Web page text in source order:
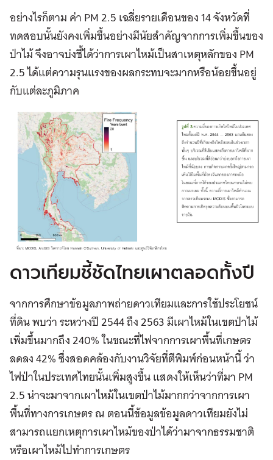
อย่างไรก็ตาม ค่า PM 2.5 เฉลี่ยรายเดือนของ 14 จังหวัดที่
ทดสอบนั้นยังคงเพิ่มขึ้นอย่างมีนัยสำคัญจากการเพิ่มขึ้นของ
ป่าไม้ จึงอาจบ่งชี้ได้ว่าการเผาไหม้เป็นสาเหตุหลักของ PM
2.5 ได้แต่ความรุนแรงของผลกระทบจะมากหรือน้อยขึ้นอยู่
กับแต่ละภูมิภาค
ดาวเทียมชี้ชัดไทยเผาตลอดทั้งปี
จากการศึกษาข้อมูลภาพถ่ายดาวเทียมและการใช้ประโยชน์
ที่ดิน พบว่า ระหว่างปี 2544 ถึง 2563 มีเผาไหม้ในเขตป่าไม้
เพิ่มขึ้นมากถึง 240% ในขณะที่ไฟจากการเผาพื้นที่เกษตร
ลดลง 42% ซึ่งสอดคล้องกับงานวิจัยที่ตีพิมพ์ก่อนหน้านี้ ว่า
ไฟป่าในประเทศไทยนั้นเพิ่มสูงขึ้น แสดงให้เห็นว่าที่มา PM
2.5 น่าจะมาจากเผาไหม้ในเขตป่าไม้มากกว่าจากการเผา
พื้นที่ทางการเกษตร ณ ตอนนี้ข้อมูลข้อมูลดาวเทียมยังไม่
สามารถแยกเหตุการเผาไหม้ของป่าได้ว่ามาจากธรรมชาติ
หรือเผาไหม้ไปทำการเกษตร